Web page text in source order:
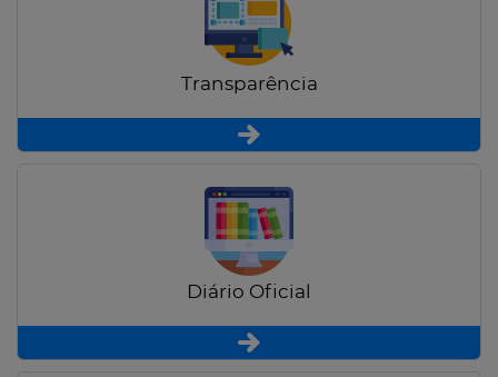
Transparência
Diário Oficial